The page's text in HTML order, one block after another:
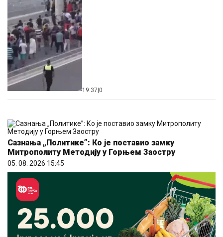
19:37|0
Сазнања „Политике”: Ко је поставио замку
Митрополиту Методију у Горњем Заостру
05. 08. 2026 15:45